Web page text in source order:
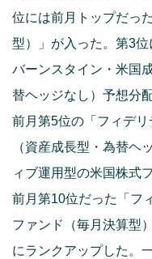
位には前月トップだっ
型）」が入った。第3
バーンスタイン・米国
替ヘッジなし）予想分
前月第5位の「フィデ
（資産成長型・為替ヘ
ィブ運用型の米国株式
前月第10位だった「フ
ファンド（毎月決算型
にランクアップした。